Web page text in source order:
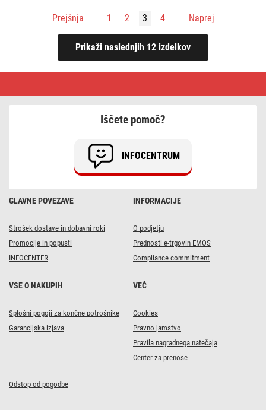
Prejšnja 1 2 3 4 Naprej
GLAVNE POVEZAVE
Strošek dostave in dobavni roki
Promocije in popusti
INFOCENTER
INFORMACIJE
O podjetju
Prednosti e-trgovin EMOS
Compliance commitment
VSE O NAKUPIH
Splošni pogoji za končne potrošnike
Garancijska izjava
VEČ
Cookies
Pravno jamstvo
Pravila nagradnega natečaja
Center za prenose
Odstop od pogodbe
Iščete pomoč?
INFOCENTRUM